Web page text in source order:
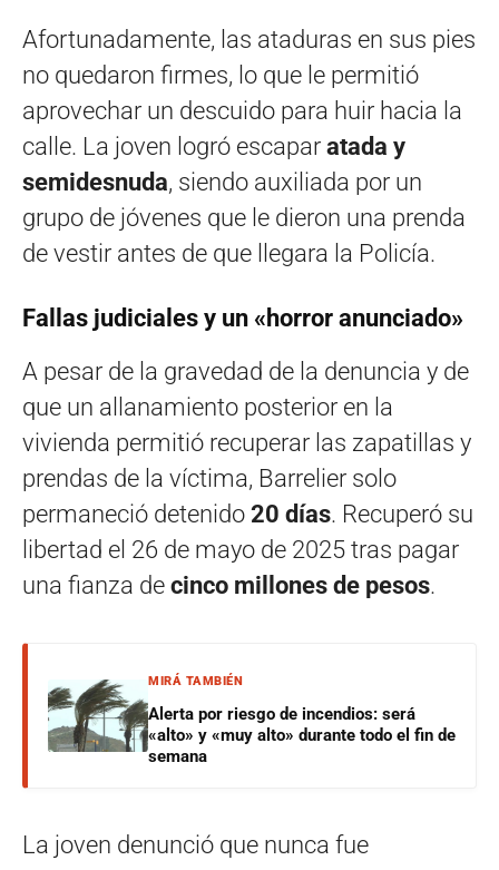
Afortunadamente, las ataduras en sus pies
no quedaron firmes, lo que le permitió
aprovechar un descuido para huir hacia la
calle. La joven logró escapar atada y
semidesnuda, siendo auxiliada por un
grupo de jóvenes que le dieron una prenda
de vestir antes de que llegara la Policía.
Fallas judiciales y un «horror anunciado»
A pesar de la gravedad de la denuncia y de
que un allanamiento posterior en la
vivienda permitió recuperar las zapatillas y
prendas de la víctima, Barrelier solo
permaneció detenido 20 días. Recuperó su
libertad el 26 de mayo de 2025 tras pagar
una fianza de cinco millones de pesos.
MIRÁ TAMBIÉN
Alerta por riesgo de incendios: será
«alto» y «muy alto» durante todo el fin de
semana
La joven denunció que nunca fue